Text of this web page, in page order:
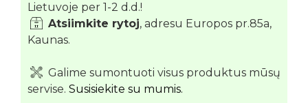
Lietuvoje per 1-2 d.d.!
Atsiimkite rytoj, adresu Europos pr.85a,
Kaunas.
Galime sumontuoti visus produktus mūsų
servise. Susisiekite su mumis.